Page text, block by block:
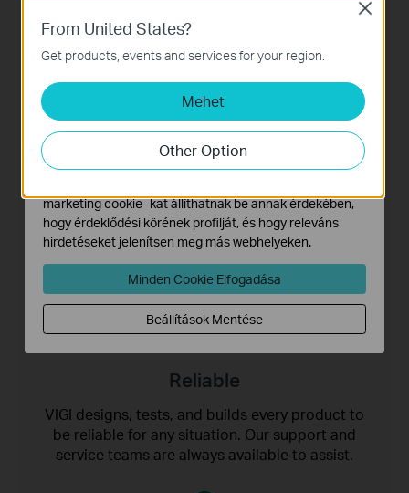
VIGI is standing on the shoulders of TP-Link,
always moving forward. Intelligent functions
and world-class support combine to protect
your business.
Safe
VIGI protects your interests and keeps your
business safe, whether it’s your employees,
property, or data.
Reliable
VIGI designs, tests, and builds every product to
be reliable for any situation. Our support and
service teams are always available to assist.
From United States?
Get products, events and services for your region.
Mehet
Other Option
Close
Alap Cookie-k
Ezek a cookie -k a webhely működéséhez szükségesek,
és nem tilthatók le a rendszereiben.
Marketing és Elemző Cookie-k
Az elemző cookie -k lehetővé teszik számunkra, hogy
elemezzük weboldalunkon végzett tevékenységeit, hogy
javítsuk és módosítsuk webhelyünk működését.
marketing cookie -kat állíthatnak be annak érdekében,
hogy érdeklődési körének profilját, és hogy releváns
hirdetéseket jelenítsen meg más webhelyeken.
Minden Cookie Elfogadása
Beállítások Mentése